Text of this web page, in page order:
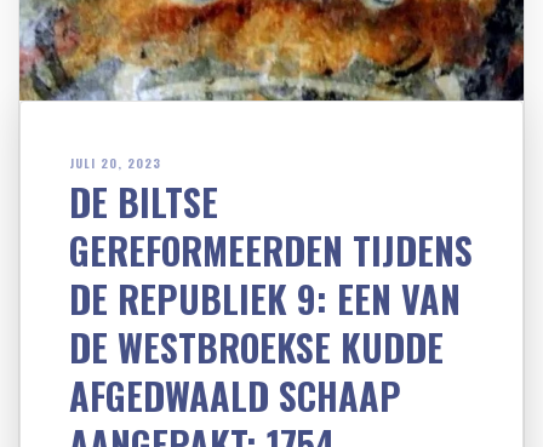
JULI 20, 2023
DE BILTSE
GEREFORMEERDEN TIJDENS
DE REPUBLIEK 9: EEN VAN
DE WESTBROEKSE KUDDE
AFGEDWAALD SCHAAP